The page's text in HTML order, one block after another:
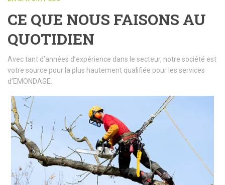
CE QUE NOUS FAISONS AU
QUOTIDIEN
Avec tant d’années d’expérience dans le secteur, notre société est
votre source pour la plus hautement qualifiée pour les services
d’EMONDAGE.